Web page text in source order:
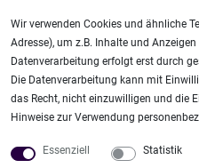
AGB
Unsere weiteren Shops:
Fachhandel für: Airbrushpistolen, Kompressoren,
Wir verwenden Cookies und ähnliche
Adresse), um z.B. Inhalte und
Datenverarbeitung erfolgt erst durch
Die Datenverarbeitung kann mit
das Recht, nicht einzuwilligen und die
Hinweise zur Verwendung
Essenziell Statistik